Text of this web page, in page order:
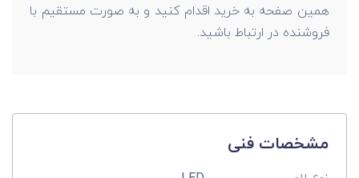
همین صفحه به خرید اقدام کنید و به صورت مستقیم با
فروشنده در ارتباط باشید.
مشخصات فنی